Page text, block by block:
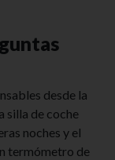
desde la
silla de coche
noches y el
termómetro de